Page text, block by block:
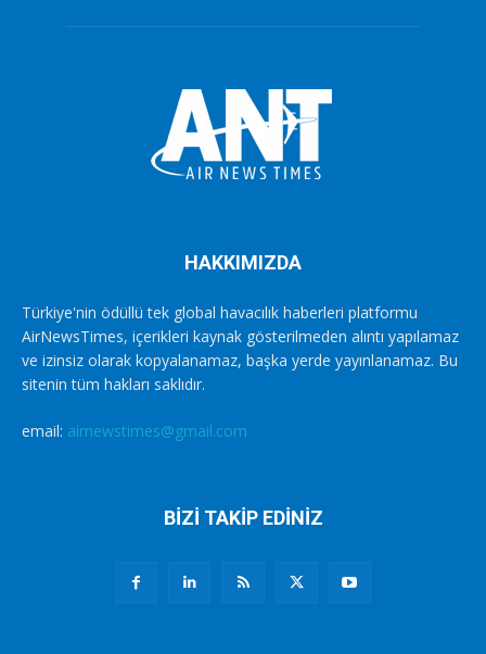
HAKKIMIZDA
Türkiye'nin ödüllü tek global havacılık haberleri platformu
AirNewsTimes, içerikleri kaynak gösterilmeden alıntı yapılamaz
ve izinsiz olarak kopyalanamaz, başka yerde yayınlanamaz. Bu
sitenin tüm hakları saklıdır.
email: airnewstimes@gmail.com
BİZİ TAKİP EDİNİZ